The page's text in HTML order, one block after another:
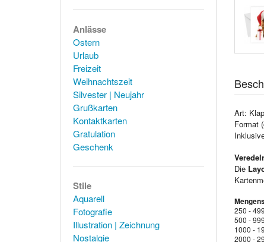
Art:
Format
Die
250 - 499
500 - 999
1000 -
2000 -
Anlässe
Ostern
Urlaub
Freizeit
Weihnachtszeit
Silvester | Neujahr
Grußkarten
Kontaktkarten
Gratulation
Geschenk
Stile
Aquarell
Fotografie
Illustration | Zeichnung
Nostalgie